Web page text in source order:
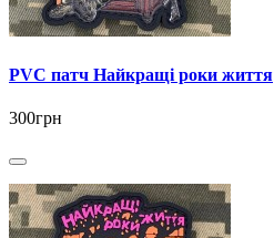
PVC патч Найкращі роки життя
300грн